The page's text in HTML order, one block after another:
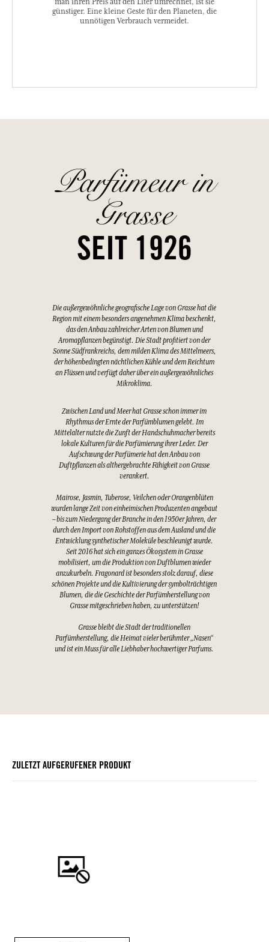
man ihren Preis auf den Liter umrechnet, ist sie
günstiger. Eine kleine Geste für den Planeten, die
unnötigen Verbrauch vermeidet.
Parfümeur in
Grasse
SEIT 1926
Die außergewöhnliche geografische Lage von Grasse hat die
Region mit einem besonders angenehmen Klima beschenkt,
das den Anbau zahlreicher Arten von Blumen und
Aromapflanzen begünstigt. Die Stadt profitiert von der
Sonne Südfrankreichs, dem milden Klima des Mittelmeers,
der höhenbedingten nächtlichen Kühle und dem Reichtum
an Flüssen und verfügt daher über ein außergewöhnliches
Mikroklima.
Zwischen Land und Meer hat Grasse schon immer im
Rhythmus der Ernte der Parfümblumen gelebt. Im
Mittelalter nutzte die Zunft der Handschuhmacher bereits
lokale Kulturen für die Parfümierung ihrer Leder. Der
Aufschwung der Parfümerie hat den Anbau von
Duftpflanzen als althergebrachte Fähigkeit von Grasse
verankert.
Mairose, Jasmin, Tuberose, Veilchen oder Orangenblüten
wurden lange Zeit von einheimischen Produzenten angebaut
– bis zum Niedergang der Branche in den 1950er Jahren, der
durch den Import von Rohstoffen aus dem Ausland und die
Entwicklung synthetischer Moleküle beschleunigt wurde.
Seit 2016 hat sich ein ganzes Ökosystem in Grasse
mobilisiert, um die Produktion von Duftblumen wieder
anzukurbeln. Fragonard ist besonders stolz darauf, diese
schönen Projekte und die Kultivierung der symbolträchtigen
Blumen, die die Geschichte der Parfümherstellung von
Grasse mitgeschrieben haben, zu unterstützen!
Grasse bleibt die Stadt der traditionellen
Parfümherstellung, die Heimat vieler berühmter „Nasen“
und ist ein Muss für alle Liebhaber hochwertiger Parfums.
ZULETZT AUFGERUFENER PRODUKT